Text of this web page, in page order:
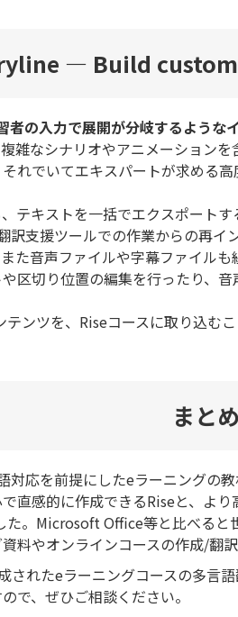
― Build
者の入力で展開が分岐するような
雑なシナリオやアニメーション
れでいてエキスパートが求める高
テキストを一括でエクスポート
支援ツールでの作業からの再イ
た音声ファイルや字幕ファイル
区切り位置の編集を行ったり、
ンツを、Riseコースに取り込むこ
まとめ
応を前提にしたeラーニングの
直感的に作成できるRiseと、よ
。Microsoft Office等と比べると
料やオンラインコースの作成/翻
れたeラーニングコースの多言
で、ぜひご相談ください。